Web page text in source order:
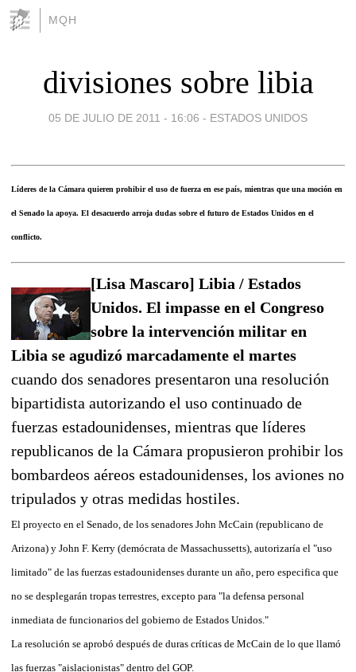
MQH
divisiones sobre libia
05 DE JULIO DE 2011 - 16:06 - ESTADOS UNIDOS
Líderes de la Cámara quieren prohibir el uso de fuerza en ese país, mientras que una moción en
el Senado la apoya. El desacuerdo arroja dudas sobre el futuro de Estados Unidos en el
conflicto.
[Lisa Mascaro] Libia / Estados
Unidos. El impasse en el Congreso
sobre la intervención militar en
Libia se agudizó marcadamente el martes
cuando dos senadores presentaron una resolución
bipartidista autorizando el uso continuado de
fuerzas estadounidenses, mientras que líderes
republicanos de la Cámara propusieron prohibir los
bombardeos aéreos estadounidenses, los aviones no
tripulados y otras medidas hostiles.
El proyecto en el Senado, de los senadores John McCain (republicano de
Arizona) y John F. Kerry (demócrata de Massachussetts), autorizaría el "uso
limitado" de las fuerzas estadounidenses durante un año, pero especifica que
no se desplegarán tropas terrestres, excepto para "la defensa personal
inmediata de funcionarios del gobierno de Estados Unidos."
La resolución se aprobó después de duras críticas de McCain de lo que llamó
las fuerzas "aislacionistas" dentro del GOP.